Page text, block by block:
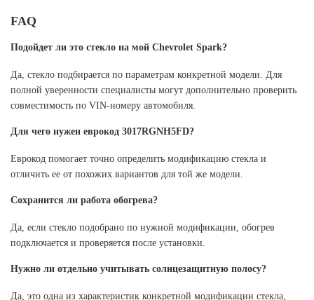
FAQ
Подойдет ли это стекло на мой Chevrolet Spark?
Да, стекло подбирается по параметрам конкретной модели. Для
полной уверенности специалисты могут дополнительно проверить
совместимость по VIN-номеру автомобиля.
Для чего нужен еврокод 3017RGNH5FD?
Еврокод помогает точно определить модификацию стекла и
отличить ее от похожих вариантов для той же модели.
Сохранится ли работа обогрева?
Да, если стекло подобрано по нужной модификации, обогрев
подключается и проверяется после установки.
Нужно ли отдельно учитывать солнцезащитную полосу?
Да, это одна из характеристик конкретной модификации стекла,